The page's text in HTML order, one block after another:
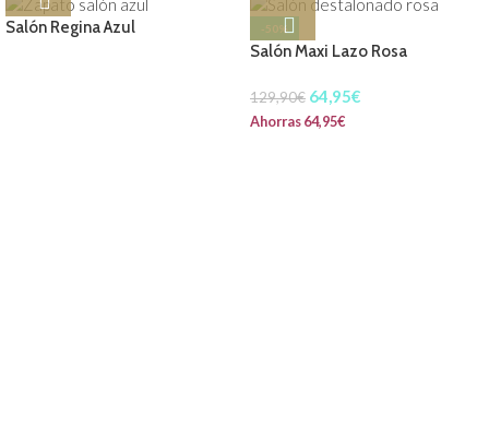
Salón Regina Azul -50%
Salón Maxi Lazo Rosa
129,90€ 64,95€
Ahorras64,95€